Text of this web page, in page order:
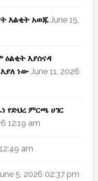
እልቂት አወጁ June 15,
እያሰናዳ
ነው June 11, 2026
የድህረ ምርጫ ሀገር
12:19 am
am
5, 2026 02:37 pm